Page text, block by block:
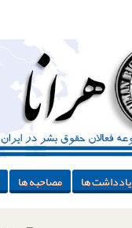
یادداشت ها مصاحبه ها